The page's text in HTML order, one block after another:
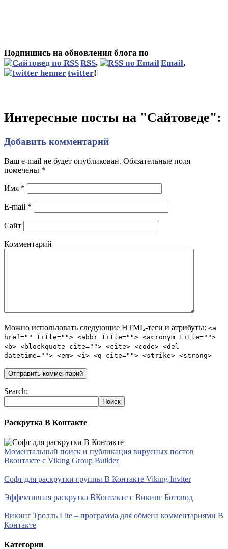
Подпишись на обновления блога по
RSS, Email,
twitter!
Интересные посты на "Сайтоведе":
Добавить комментарий
Ваш e-mail не будет опубликован. Обязательные поля
помечены *
Имя *
E-mail *
Сайт
Комментарий
Можно использовать следующие HTML-теги и атрибуты: <a
href="" title=""> <abbr title=""> <acronym title="">
<b> <blockquote cite=""> <cite> <code> <del
datetime=""> <em> <i> <q cite=""> <strike> <strong>
Search:
Раскрутка В Контакте
Моментальный поиск и публикация вирусных постов
Вконтакте с Viking Group Builder
Софт для раскрутки группы В Контакте Viking Inviter
Эффективная раскрутка ВКонтакте с Викинг Ботовод
Викинг Тролль Lite – программа для обмена комментариями В
Контакте
Категории